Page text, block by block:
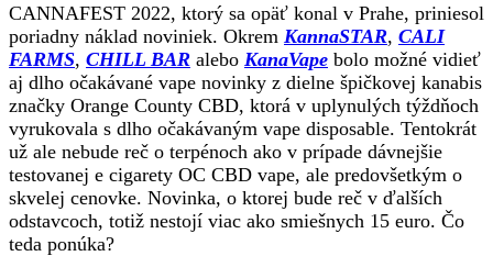
CANNAFEST 2022, ktorý sa opäť konal v Prahe, priniesol
poriadny náklad noviniek. Okrem KannaSTAR, CALI
FARMS, CHILL BAR alebo KanaVape bolo možné vidieť
aj dlho očakávané vape novinky z dielne špičkovej kanabis
značky Orange County CBD, ktorá v uplynulých týždňoch
vyrukovala s dlho očakávaným vape disposable. Tentokrát
už ale nebude reč o terpénoch ako v prípade dávnejšie
testovanej e cigarety OC CBD vape, ale predovšetkým o
skvelej cenovke. Novinka, o ktorej bude reč v ďalších
odstavcoch, totiž nestojí viac ako smiešnych 15 euro. Čo
teda ponúka?